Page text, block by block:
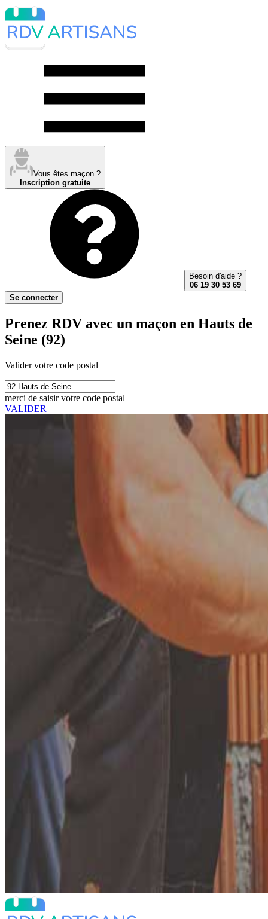
Vous êtes maçon ?
Inscription gratuite
Besoin d'aide ?
06 19 30 53 69
Se connecter
Prenez RDV avec un maçon en Hauts de
Seine (92)
Valider votre code postal
merci de saisir votre code postal
VALIDER